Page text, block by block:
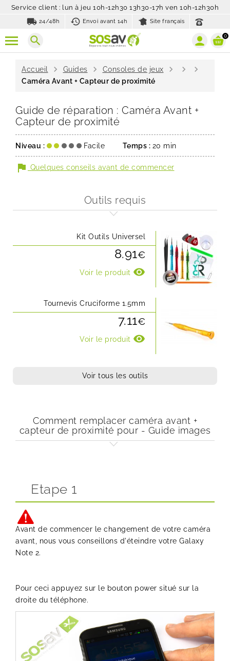
Service client : lun à jeu 10h-12h30 13h30-17h ven 10h-12h30h
local_shipping 24/48h history_toggle_off
Envoi avant 14h Site français
search 0
Accueil chevron_right Guides chevron_right Consoles de jeux chevron_right chevron_right chevron_right
Caméra Avant + Capteur de proximité
Guide de réparation : Caméra Avant +
Capteur de proximité
Niveau : Facile Temps : 20 min
flag Quelques conseils avant de commencer
Outils requis
Kit Outils Universel
8.91€
Voir le produit visibility
Tournevis Cruciforme 1.5mm
7.11€
Voir le produit visibility
Voir tous les outils
Comment remplacer caméra avant +
capteur de proximité pour - Guide images
Etape 1
Avant de commencer le changement de votre caméra
avant, nous vous conseillons d'éteindre votre Galaxy
Note 2.
Pour ceci appuyez sur le bouton power situé sur la
droite du téléphone.